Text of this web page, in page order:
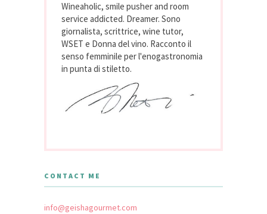
Wineaholic, smile pusher and room
service addicted. Dreamer. Sono
giornalista, scrittrice, wine tutor,
WSET e Donna del vino. Racconto il
senso femminile per l'enogastronomia
in punta di stiletto.
CONTACT ME
info@geishagourmet.com